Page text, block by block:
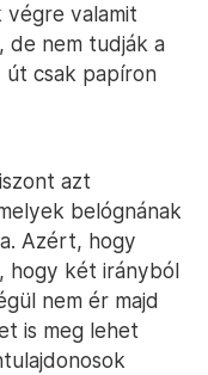
valamit
de nem tudják a
csak papíron
azt
belógnának
Azért, hogy
hogy két irányból
nem ér majd
is meg lehet